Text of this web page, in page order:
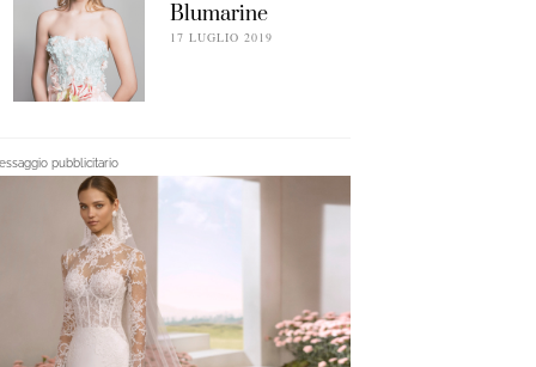
Blumarine
17 LUGLIO 2019
pubblicitario